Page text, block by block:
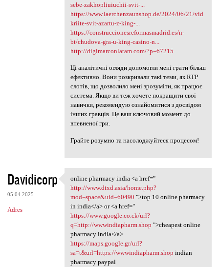
sebe-zakhopliuiuchii-svit-...
https://www.laerchenzaunshop.de/2024/06/21/vid
kriite-svit-azartu-z-king-...
https://construccionesreformasmadrid.es/n-
bt/chudova-gra-u-king-casino-n...
http://digimarconlatam.com/?p=67215
Ці аналітичні огляди допомогли мені грати більш
ефективно. Вони розкривали такі теми, як RTP
слотів, що дозволило мені зрозуміти, як працює
система. Якщо ви теж хочете покращити свої
навички, рекомендую ознайомитися з досвідом
інших гравців. Це ваш ключовий момент до
впевненої гри.
Грайте розумно та насолоджуйтеся процесом!
Davidicorp
05.04.2025
Adres
online pharmacy india <a href
online pharmacy india <a href="
http://www.dtxd.asia/home.php?
mod=space&uid=60490 ">top 10 online pharmacy
in india</a> or <a href="
https://www.google.co.ck/url?
q=http://wwwindiapharm.shop ">cheapest online
pharmacy india</a>
https://maps.google.gr/url?
sa=t&url=https://wwwindiapharm.shop indian
pharmacy paypal